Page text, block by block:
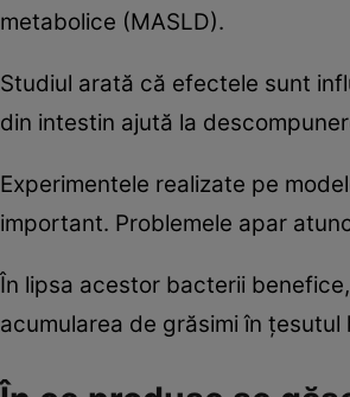
metabolice (MASLD).
Studiul arată că efectele sunt
din intestin ajută la
Experimentele realizate pe
important. Problemele apar
În lipsa acestor bacterii
acumularea de grăsimi în țesutul